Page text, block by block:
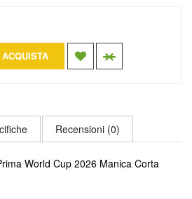
ACQUISTA
Recensioni (0)
World Cup 2026 Manica Corta